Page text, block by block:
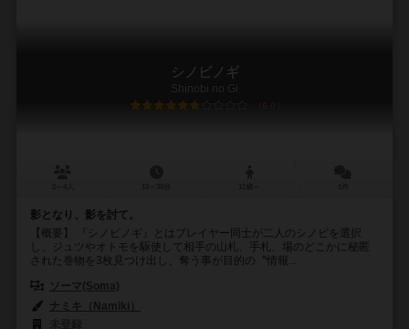
シノビノギ
Shinobi no Gi
6.0
影となり、影を討て。
【概要】 『シノビノギ』とはプレイヤー同士が二人のシノビを選択
し、ジュツやオトモを駆使して相手の山札、手札、場のどこかに秘匿
された巻物を3枚見つけ出し、奪う事が目的の〝情報...
ソーマ(Soma)
ナミキ（Namiki）